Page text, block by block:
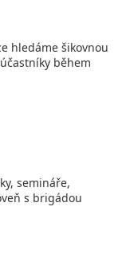
hledáme šikovnou
během
semináře,
s brigádou